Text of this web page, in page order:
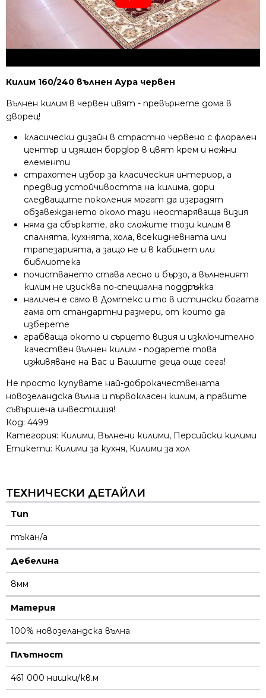
Килим 160/240 вълнен Аура червен
Вълнен килим в червен цвят - превърнете дома в
дворец!
класически дизайн в страстно червено с флорален
център и изящен бордюр в цвят крем и нежни
елементи
страхотен избор за класическия интериор, а
предвид устойчивостта на килима, дори
следващите поколения могат да изградят
обзавеждането около тази неостаряваща визия
няма да сбъркате, ако сложите този килим в
спалнята, кухнята, хола, всекидневната или
трапезарията, а защо не и в кабинет или
библиотека
почистването става лесно и бързо, а вълненият
килим не изисква по-специална поддръжка
наличен е само в Домтекс и то в истински богата
гама от стандартни размери, от които да
изберете
грабваща окото и сърцето визия и изключително
качествен вълнен килим - подарете това
изживяване на Вас и Вашите деца още сега!
Не просто купувате най-доброкачествената
новозеландска вълна и първокласен килим, а правите
съвършена инвестиция!
Код: 4499
Категория: Килими, Вълнени килими, Персийски килими
Етикети: Килими за кухня, Килими за хол
ТЕХНИЧЕСКИ ДЕТАЙЛИ
Тип
тъкан/а
Дебелина
8мм
Материя
100% новозеландска вълна
Плътност
461 000 нишки/кв.м